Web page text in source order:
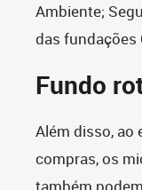
Ambiente;
das fundações
Fundo
Além disso, ao
compras, os